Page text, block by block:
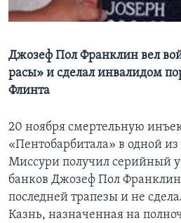
Learning English
СОЦИАЛЬНЫЕ СЕТИ
Языки
Джозеф Пол Франклин вел
расы» и сделал инвалидом
Флинта
20 ноября смертельную
«Пентобарбитала» в одной
Миссури получил серийный
банков Джозеф Пол
последней трапезы и не
Казнь, назначенная на